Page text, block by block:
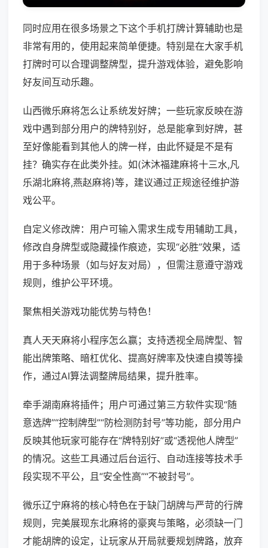
同时应用在很多场景之下这个手机打牌计算辅助也是
非常有用的，使用起来简单便捷。特别是在大家手机
打牌时可以合理调整牌型，提升游戏体验，避免影响
好友间互动乐趣。
山西微乐麻将怎么让系统发好牌；一些玩家反映在游
戏中遇到部分用户的牌特别好，总是能拿到好牌，甚
至好像能看到其他人的牌一样，由此怀疑是不是有
挂？确实存在此类外挂。如(沐沐福建麻将十三水,凡
乐湖北麻将,燕赵麻将)等，建议通过正规途径维护游
戏公平。
自定义修改牌：用户可输入需求生成专用辅助工具，
修改自身牌型或隐藏操作痕迹，实现“必胜”效果，适
用于多种场景（如与好友对局），但需注意遵守游戏
规则，维护公平环境。
聚焦相关游戏功能优势与特色！
真人天天麻将小程序怎么赢；支持透视全局牌型、智
能出牌策略、暗杠优化、提高好牌率及快速自摸等操
作，通过AI算法调整牌局结果，提升胜率。
牵手湖南麻将插件；用户可通过第三方软件实现“随
意选牌”“控制牌型”“防检测防封号”等功能，部分用户
反映其他玩家可能存在“牌特别好”或“透视他人牌型”
的情况。这些工具通过后台运行、自动连接等技术手
段实现不平公，且“安全性高”“不被封号”。
微乐辽宁麻将的核心特色在于缺门胡牌与严苛的行牌
规则，完美展现东北麻将的豪爽与策略，必须缺一门
才能胡牌的设定，让玩家从开局就要规划牌路，放弃